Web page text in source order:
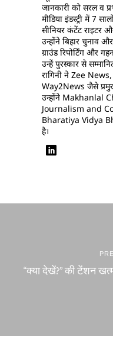
जानकारी को सरल व
मीडिया इंडस्ट्री में 7
सीनियर कंटेंट राइटर
उन्होंने बिहार चुनाव
ग्राउंड रिपोर्टिंग
उन्हें पुरस्कार से
रागिनी ने Zee
Way2News जैसे प्रमुख
उन्होंने Makhanlal
Journalism and
Bharatiya Vidya
है।
“क्या देखें?” की टेंशन